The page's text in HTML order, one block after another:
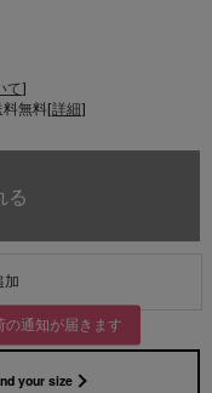
て]
無料[詳細]
加
の通知が届きます
your size